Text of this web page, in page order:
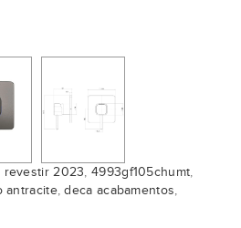
revestir 2023,4993gf105chumt,
antracite,deca acabamentos,